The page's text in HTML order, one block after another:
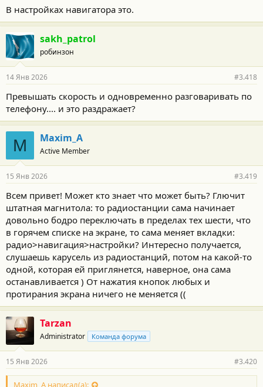
В настройках навигатора это.
sakh_patrol
робинзон
14 Янв 2026 #3.418
Превышать скорость и одновременно разговаривать по
телефону.... и это раздражает?
M Maxim_A
Active Member
15 Янв 2026 #3.419
Всем привет! Может кто знает что может быть? Глючит
штатная магнитола: то радиостанции сама начинает
довольно бодро переключать в пределах тех шести, что
в горячем списке на экране, то сама меняет вкладки:
радио>навигация>настройки? Интересно получается,
слушаешь карусель из радиостанций, потом на какой-то
одной, которая ей приглянется, наверное, она сама
останавливается ) От нажатия кнопок любых и
протирания экрана ничего не меняется ((
Tarzan
Administrator Команда форума
15 Янв 2026 #3.420
Maxim_A написал(а):